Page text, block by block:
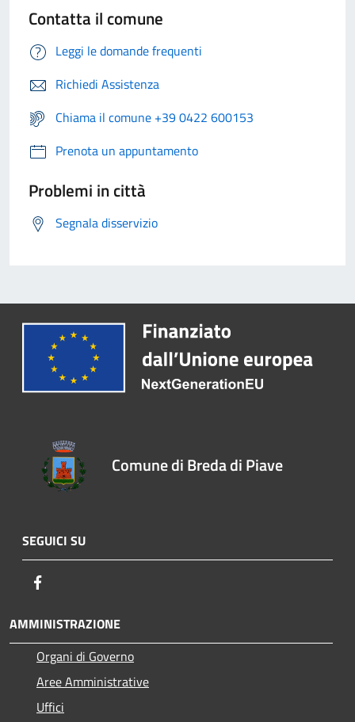
Contatta il comune
Leggi le domande frequenti
Richiedi Assistenza
Chiama il comune +39 0422 600153
Prenota un appuntamento
Problemi in città
Segnala disservizio
Comune di Breda di Piave
SEGUICI SU
AMMINISTRAZIONE
Organi di Governo
Aree Amministrative
Uffici